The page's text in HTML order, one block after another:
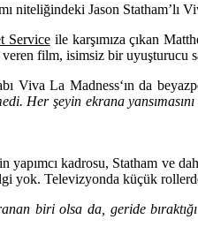
niteliğindeki Jason Statham’lı
Serviceile karşımıza çıkan
film, isimsiz bir uyuşturucu
Viva La Madness‘ın da
Her şeyin ekrana
yapımcı kadrosu, Statham ve
yok. Televizyonda küçük
biri olsa da, geride